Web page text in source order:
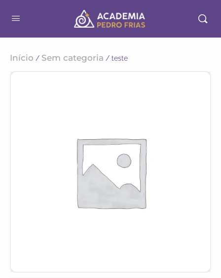
Início / Sem categoria / teste